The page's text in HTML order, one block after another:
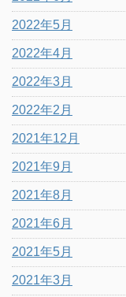
2022年5月
2022年4月
2022年3月
2022年2月
2021年12月
2021年9月
2021年8月
2021年6月
2021年5月
2021年3月